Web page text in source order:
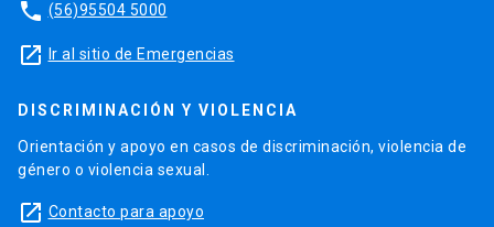
phone (56)95504 5000
launch Ir al sitio de Emergencias
DISCRIMINACIÓN Y VIOLENCIA
Orientación y apoyo en casos de discriminación, violencia de
género o violencia sexual.
launch Contacto para apoyo